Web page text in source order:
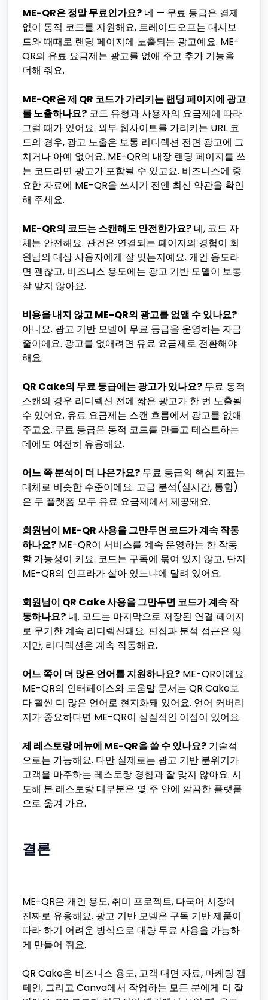
ME-QR은 정말 무료인가요? 네 — 무료 등급은 결제
없이 동적 코드를 지원해요. 트레이드오프는 대시보
드와 때때로 랜딩 페이지에 노출되는 광고예요. ME-
QR의 유료 요금제는 광고를 없애 주고 추가 기능을
더해 줘요.
ME-QR은 제 QR 코드가 가리키는 랜딩 페이지에 광고
를 노출하나요? 코드 유형과 사용자의 요금제에 따라
그럴 때가 있어요. 외부 웹사이트를 가리키는 URL 코
드의 경우, 광고 노출은 보통 리디렉션 전면 광고에 그
치거나 아예 없어요. ME-QR의 내장 랜딩 페이지를 쓰
는 코드라면 광고가 포함될 수 있고요. 비즈니스에 중
요한 자료에 ME-QR을 쓰시기 전엔 최신 약관을 확인
해 주세요.
ME-QR의 코드는 스캔해도 안전한가요? 네, 코드 자
체는 안전해요. 관건은 연결되는 페이지의 경험이 회
원님의 대상 사용자에게 잘 맞는지예요. 개인 용도라
면 괜찮고, 비즈니스 용도에는 광고 기반 모델이 보통
잘 맞지 않아요.
비용을 내지 않고 ME-QR의 광고를 없앨 수 있나요?
아니요. 광고 기반 모델이 무료 등급을 운영하는 자금
줄이에요. 광고를 없애려면 유료 요금제로 전환해야
해요.
QR Cake의 무료 등급에는 광고가 있나요? 무료 동적
스캔의 경우 리디렉션 전에 짧은 광고가 한 번 노출될
수 있어요. 유료 요금제는 스캔 흐름에서 광고를 없애
주고요. 무료 등급은 동적 코드를 만들고 테스트하는
데에도 여전히 유용해요.
어느 쪽 분석이 더 나은가요? 무료 등급의 핵심 지표는
대체로 비슷한 수준이에요. 고급 분석(실시간, 통합)
은 두 플랫폼 모두 유료 요금제에서 제공돼요.
회원님이 ME-QR 사용을 그만두면 코드가 계속 작동
하나요? ME-QR이 서비스를 계속 운영하는 한 작동
할 가능성이 커요. 코드는 구독에 묶여 있지 않고, 단지
ME-QR의 인프라가 살아 있느냐에 달려 있어요.
회원님이 QR Cake 사용을 그만두면 코드가 계속 작
동하나요? 네. 코드는 마지막으로 저장된 연결 페이지
로 무기한 계속 리디렉션돼요. 편집과 분석 접근은 잃
지만, 리디렉션은 계속 작동해요.
어느 쪽이 더 많은 언어를 지원하나요? ME-QR이에요.
ME-QR의 인터페이스와 도움말 문서는 QR Cake보
다 훨씬 더 많은 언어로 현지화돼 있어요. 언어 커버리
지가 중요하다면 ME-QR이 실질적인 이점이 있어요.
제 레스토랑 메뉴에 ME-QR을 쓸 수 있나요? 기술적
으로는 가능해요. 다만 실제로는 광고 기반 분위기가
고객을 마주하는 레스토랑 경험과 잘 맞지 않아요. 시
도해 본 레스토랑 대부분은 몇 주 안에 깔끔한 플랫폼
으로 옮겨 가요.
결론
ME-QR은 개인 용도, 취미 프로젝트, 다국어 시장에
진짜로 유용해요. 광고 기반 모델은 구독 기반 제품이
따라 하기 어려운 방식으로 대량 무료 사용을 가능하
게 만들어 줘요.
QR Cake은 비즈니스 용도, 고객 대면 자료, 마케팅 캠
페인, 그리고 Canva에서 작업하는 모든 분에게 더 잘